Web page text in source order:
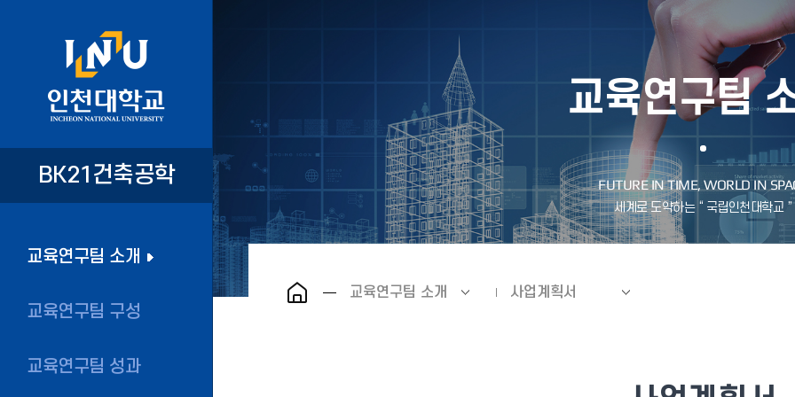
BK21건축공학
교육연구팀 소개
교육연구팀 구성
교육연구팀 성과
교육연구팀
교육연구팀 소개 사업계획서